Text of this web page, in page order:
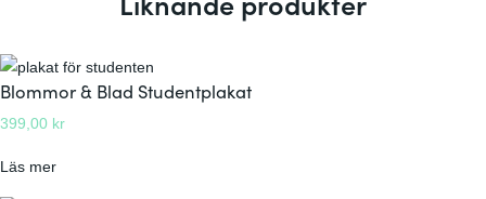
Blommor & Blad Studentplakat
399,00 kr
Läs mer: